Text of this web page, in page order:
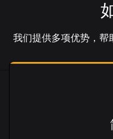
我们提供多项优势，帮